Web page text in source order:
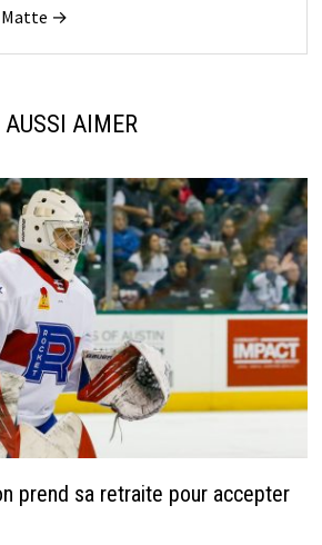
Matte →
AUSSI AIMER
prend sa retraite pour accepter